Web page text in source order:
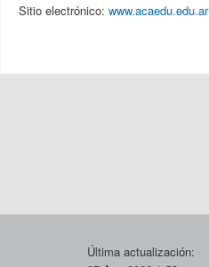
Sitio electrónico: www.acaedu.edu.ar
Última actualización: